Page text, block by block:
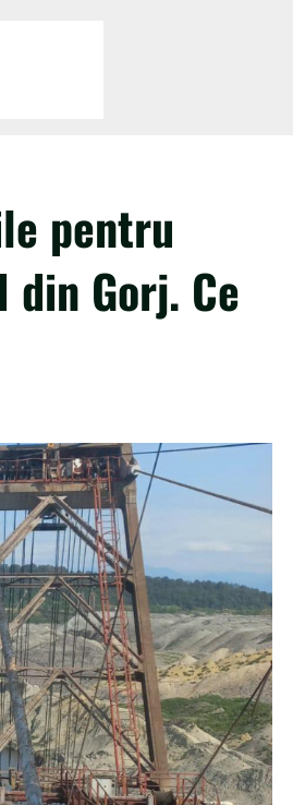
pentru
Gorj. Ce